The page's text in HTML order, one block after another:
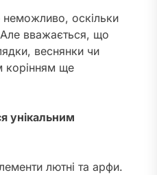
неможливо, оскільки
вважається, що
веснянки чи
корінням ще
унікальним
лютні та арфи.